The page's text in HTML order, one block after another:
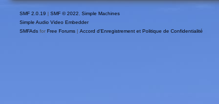
SMF 2.0.19 | SMF © 2022, Simple Machines
Simple Audio Video Embedder
SMFAds for Free Forums | Accord d'Enregistrement et Politique de Confidentialité